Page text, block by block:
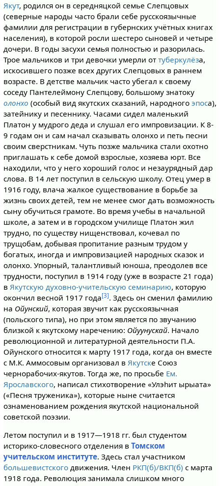
Якут, родился он в середняцкой семье Слепцовых
(северные народы часто брали себе русскоязычные
фамилии для регистрации в губернских учётных книгах
населения), в которой росли шестеро сыновей и четыре
дочери. В годы засухи семья полностью и разорилась.
Трое мальчиков и три девочки умерли от туберкулёза,
искосившего позже всех других Слепцовых в раннем
возрасте. В детстве мальчик часто убегал к своему
соседу Пантелеймону Слепцову, большому знатоку
олонхо (особый вид якутских сказаний, народного эпоса),
затейнику и песеннику. Часами сидел маленький
Платон у мудрого деда и слушал его импровизации. К 8-
9 годам он и сам начал сказывать олонхо и петь песни
своим сверстникам. Чуть позже мальчика стали охотно
приглашать к себе домой взрослые, хозяева юрт. Все
находили, что у него хороший голос и незаурядный дар
слова. В 14 лет поступил в сельскую школу. Отец умер в
1916 году, влача жалкое существование в борьбе за
жизнь своих детей, тем не менее смог дать возможность
сыну обучиться грамоте. Во время учебы в начальной
школе, а затем и в городском училище Платон жил
трудно, по существу нищенствовал, кочевал по
трущобам, добывая пропитание разным трудом у
богатых, иногда и импровизацией на­родных сказок и
олонхо. Упор­ный, талантливый юноша, пре­одолев все
трудности, посту­пил в 1914 году (уже в возрасте 21 года)
в Якутскую духовно-учительскую семинарию, которую
окончил весной 1917 года[3]. Здесь он сменил фамилию
на Ойунский, которая звучит как русскоязычная
(польского типа), но при этом является по звучанию
близкой к якутскому наречению: Ойуунускай. Начало
революционной и литературной деятельности П.А.
Ойунского относится к марту 1917 года, когда он вместе
с М.К. Аммосовым организовал в Якутске Союз
чернорабочих-якутов. Тогда же, по просьбе Ем.
Ярославского, написал стихотворение «Улэhит ырыата»
(«Песня труженика»), которые ныне считается
ознаменованием рождения якутской национальной
советской поэзии.
Летом поступил и в 1917—1918 гг. был студентом
историко-словесного отделения в Томском
учительском институте. Здесь стал участником
большевистскогодвижения. Член РКП(б)/ВКП(б) с марта
1918 года. Революция занимала слишком много